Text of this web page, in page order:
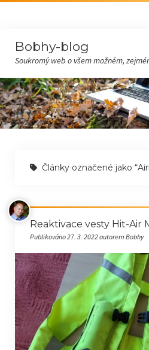
Bobhy-blog
Soukromý web o všem možném,
Domů
Všechny příspěvky
IoT
Polévky
Sladké recepty
Pečivo
Ostatní
Články označené jako
Reaktivace vesty Hit-Air
Publikováno 27. 3. 2022 autorem Bobhy